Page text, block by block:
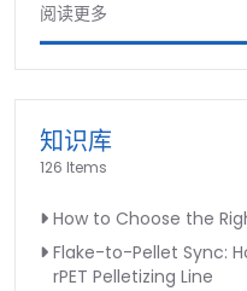
阅读更多
知识库
126 Items
How to Choose the
Flake-to-Pellet Sync:
rPET Pelletizing Line